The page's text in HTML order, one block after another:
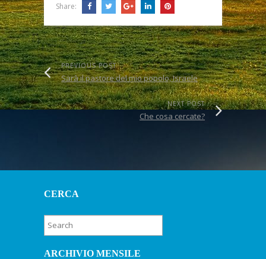
Share:
PREVIOUS POST
Sarà il pastore del mio popolo, Israele
NEXT POST
Che cosa cercate?
CERCA
ARCHIVIO MENSILE